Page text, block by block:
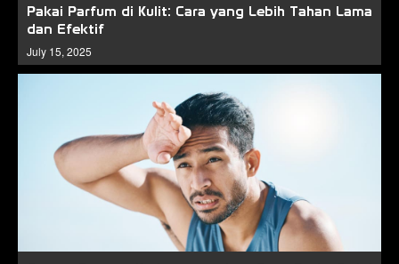
Pakai Parfum di Kulit: Cara yang Lebih Tahan Lama
dan Efektif
July 15, 2025